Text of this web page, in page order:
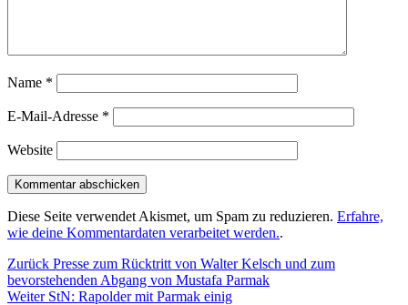
Name *
E-Mail-Adresse *
Website
Diese Seite verwendet Akismet, um Spam zu reduzieren. Erfahre,
wie deine Kommentardaten verarbeitet werden..
Beitragsnavigation
Zurück Vorheriger
Beitrag:
Presse zum Rücktritt von Walter Kelsch und zum
bevorstehenden Abgang von Mustafa Parmak
Weiter Nächster
StN: Rapolder mit Parmak einig